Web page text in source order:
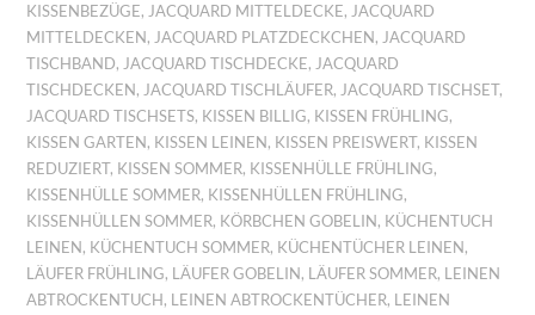
KISSENBEZÜGE, JACQUARD MITTELDECKE, JACQUARD
MITTELDECKEN , JACQUARD PLATZDECKCHEN , JACQUARD
TISCHBAND, JACQUARD TISCHDECKE, JACQUARD
TISCHDECKEN , JACQUARD TISCHLÄUFER, JACQUARD TISCHSET,
JACQUARD TISCHSETS, KISSEN BILLIG, KISSEN FRÜHLING,
KISSEN GARTEN , KISSEN LEINEN , KISSEN PREISWERT, KISSEN
REDUZIERT, KISSEN SOMMER, KISSENHÜLLE FRÜHLING,
KISSENHÜLLE SOMMER, KISSENHÜLLEN FRÜHLING,
KISSENHÜLLEN SOMMER, KÖRBCHEN GOBELIN , KÜCHENTUCH
LEINEN , KÜCHENTUCH SOMMER, KÜCHENTÜCHER LEINEN ,
LÄUFER FRÜHLING, LÄUFER GOBELIN , LÄUFER SOMMER,
LEINEN
ABTROCKENTUCH , LEINEN ABTROCKENTÜCHER,
LEINEN